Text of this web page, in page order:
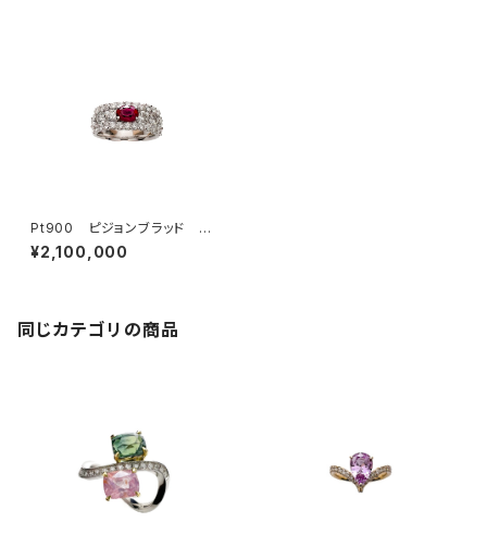
Pt900 ピジョンブラッド ル
ビー リング
¥2,100,000
同じカテゴリの商品